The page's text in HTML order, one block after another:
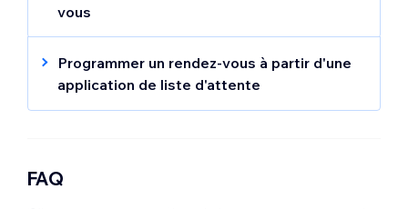
vous
Sélectionnez les filtres pertinents dans
les menus déroulants :Date
Service, ouLieu.
Programmer un rendez-vous à partir d'une
application de liste d'attente
FAQ